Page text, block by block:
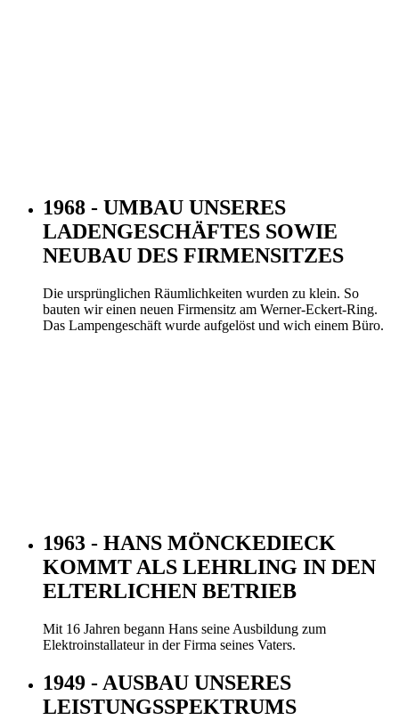
1968 - UMBAU UNSERES
LADENGESCHÄFTES SOWIE
NEUBAU DES FIRMENSITZES
Die ursprünglichen Räumlichkeiten wurden zu klein. So
bauten wir einen neuen Firmensitz am Werner-Eckert-Ring.
Das Lampengeschäft wurde aufgelöst und wich einem Büro.
1963 - HANS MÖNCKEDIECK
KOMMT ALS LEHRLING IN DEN
ELTERLICHEN BETRIEB
Mit 16 Jahren begann Hans seine Ausbildung zum
Elektroinstallateur in der Firma seines Vaters.
1949 - AUSBAU UNSERES
LEISTUNGSSPEKTRUMS